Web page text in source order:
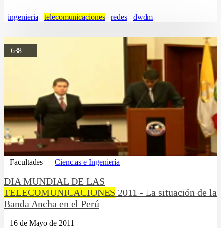
ingenieria telecomunicaciones redes dwdm
638
Facultades Ciencias e Ingeniería
DIA MUNDIAL DE LAS
TELECOMUNICACIONES 2011 - La situación de la
Banda Ancha en el Perú
16 de Mayo de 2011